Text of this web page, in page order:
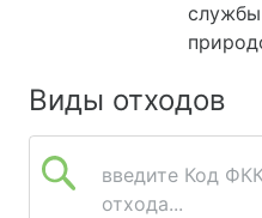
Виды отходов
введите Код
отхода...